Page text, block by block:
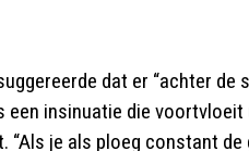
dat er “achter de
een insinuatie die
“Als je als ploeg constant